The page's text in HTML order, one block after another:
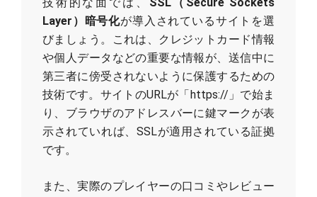
Layer）暗号化が導入されているサイトを選
びましょう。これは、クレジットカード情報
や個人データなどの重要な情報が、送信中に
第三者に傍受されないように保護するための
技術です。サイトのURLが「https://」で始ま
り、ブラウザのアドレスバーに鍵マークが表
示されていれば、SSLが適用されている証拠
です。
また、実際のプレイヤーの口コミやレビュー